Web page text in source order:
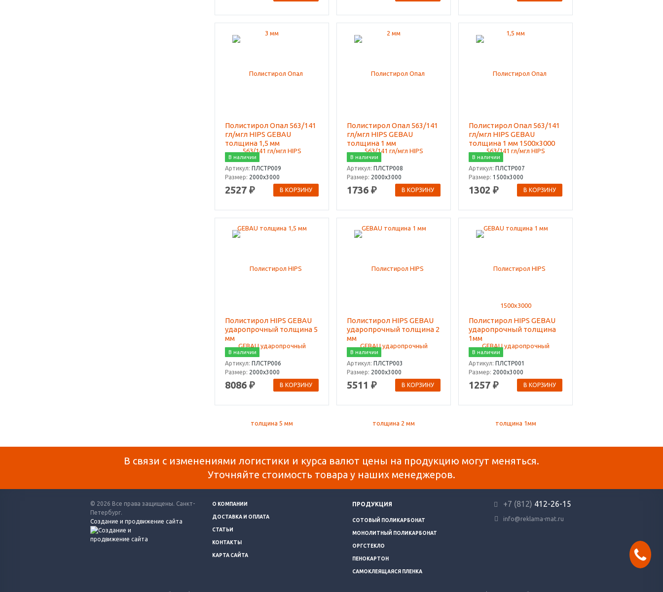
Полистирол Опал 563/141
гл/мгл HIPS GEBAU
толщина 1,5 мм
В наличии
Артикул: ПЛСТР009
Размер: 2000х3000
2527 ₽ В КОРЗИНУ
Полистирол Опал 563/141
гл/мгл HIPS GEBAU
толщина 1 мм
В наличии
Артикул: ПЛСТР008
Размер: 2000х3000
1736 ₽ В КОРЗИНУ
Полистирол Опал 563/141
гл/мгл HIPS GEBAU
толщина 1 мм 1500х3000
В наличии
Артикул: ПЛСТР007
Размер: 1500х3000
1302 ₽ В КОРЗИНУ
Полистирол HIPS GEBAU
ударопрочный толщина 5
мм
В наличии
Артикул: ПЛСТР006
Размер: 2000х3000
8086 ₽ В КОРЗИНУ
Полистирол HIPS GEBAU
ударопрочный толщина 2
мм
В наличии
Артикул: ПЛСТР003
Размер: 2000х3000
5511 ₽ В КОРЗИНУ
Полистирол HIPS GEBAU
ударопрочный толщина
1мм
В наличии
Артикул: ПЛСТР001
Размер: 2000х3000
1257 ₽ В КОРЗИНУ
В связи с изменениями логистики и курса валют цены на продукцию могут меняться.
Уточняйте стоимость товара у наших менеджеров.
© 2026 Все права защищены. Санкт-
Петербург.
Создание и продвижение сайта
О КОМПАНИИ
ДОСТАВКА И ОПЛАТА
СТАТЬИ
КОНТАКТЫ
КАРТА САЙТА
ПРОДУКЦИЯ
СОТОВЫЙ ПОЛИКАРБОНАТ
МОНОЛИТНЫЙ ПОЛИКАРБОНАТ
ОРГСТЕКЛО
ПЕНОКАРТОН
САМОКЛЕЯЩАЯСЯ ПЛЕНКА
+7 (812) 412-26-15
info@reklama-mat.ru